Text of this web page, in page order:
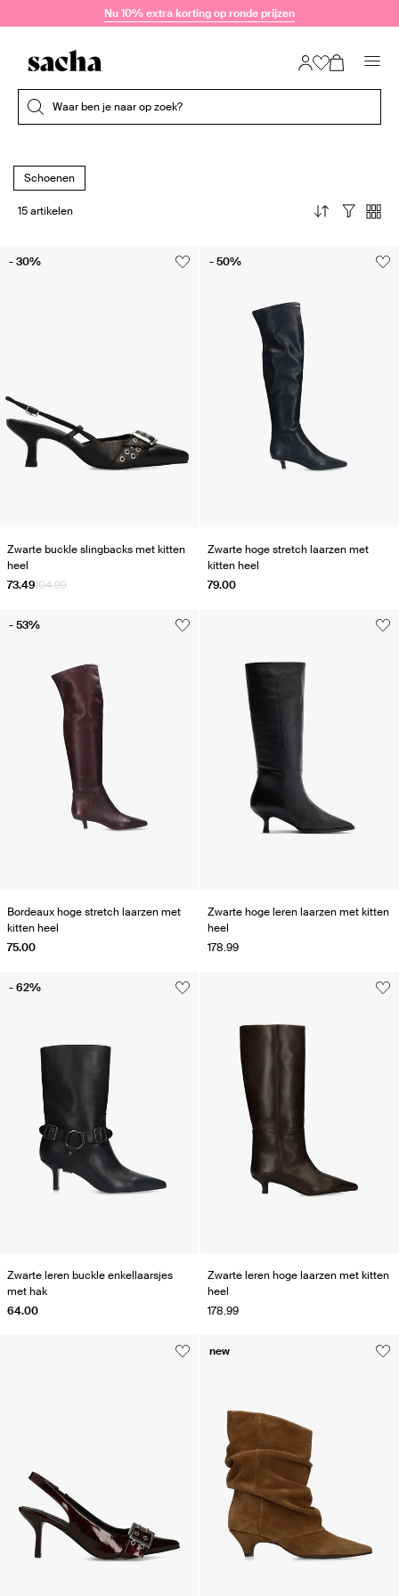
Doorgaan naar artikelNu 10% extra korting op ronde prijzen
Waar ben je naar op zoek?
Schoenen
15 artikelen
Zwarte buckle slingbacks met kitten
heel
104.99
73.49
- 30%
Zwarte hoge stretch laarzen met
kitten heel
79.00
- 50%
Bordeaux hoge stretch laarzen met
kitten heel
75.00
- 53%
Zwarte hoge leren laarzen met kitten
heel
178.99
Zwarte leren buckle enkellaarsjes
met hak
64.00
- 62%
Zwarte leren hoge laarzen met kitten
heel
178.99
new